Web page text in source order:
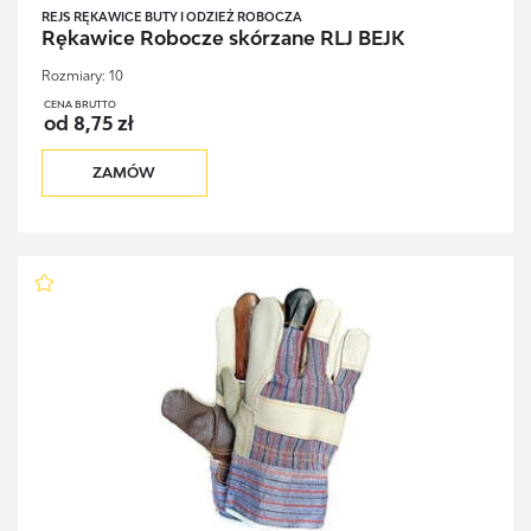
REJS RĘKAWICE BUTY I ODZIEŻ ROBOCZA
Rękawice Robocze skórzane RLJ BEJK
Rozmiary: 10
CENA BRUTTO
od 8,75 zł
ZAMÓW